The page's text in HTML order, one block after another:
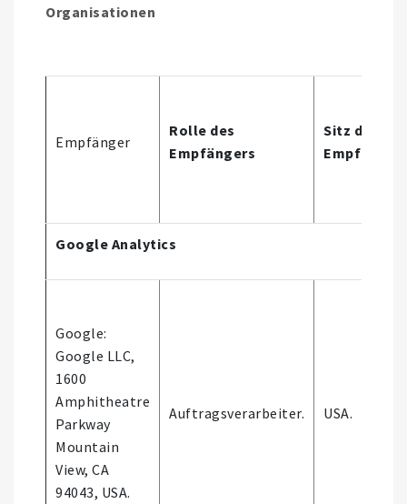
Organisationen
Empfänger
Rolle des
Empfängers
Sitz des
Google Analytics
Google:
Google LLC,
1600
Amphitheatre
Parkway
Mountain
View, CA
94043, USA.
Auftragsverarbeiter. USA.